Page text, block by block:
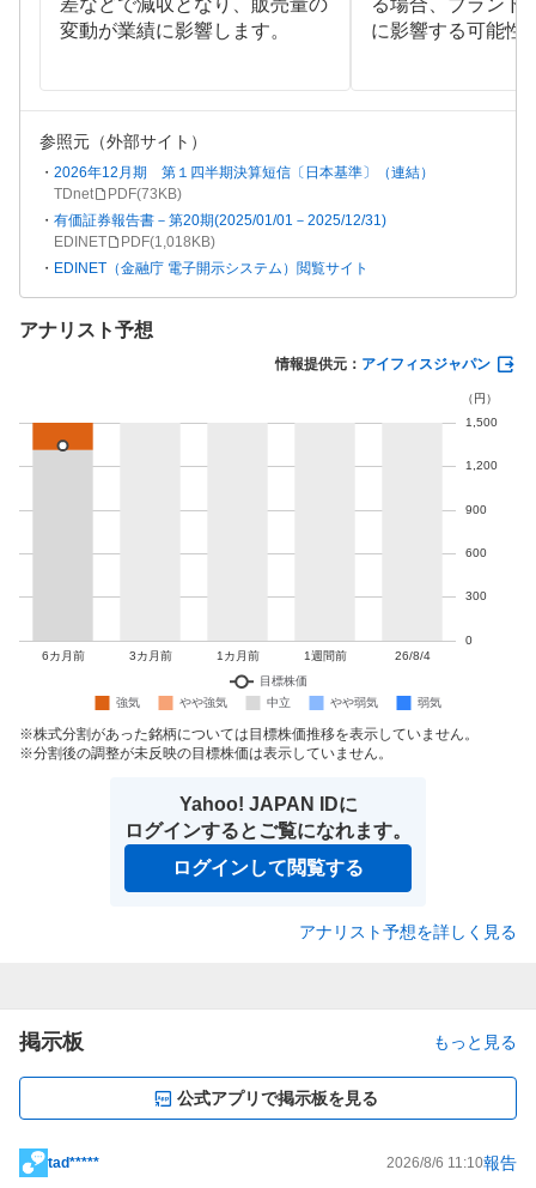
差などで減収となり、販売量の
変動が業績に影響します。
る場合、ブランド
に影響する可能性
参照元（外部サイト）
2026年12月期 第１四半期決算短信〔日本基準〕（連結）
TDnet
PDF(73KB)
有価証券報告書－第20期(2025/01/01－2025/12/31)
EDINET
PDF(1,018KB)
EDINET（金融庁 電子開示システム）閲覧サイト
アナリスト予想
情報提供元： アイフィスジャパン
株式分割があった銘柄については目標株価推移を表示していません。
分割後の調整が未反映の目標株価は表示していません。
Yahoo! JAPAN IDに
ログインするとご覧になれます。
ログインして閲覧する
アナリスト予想を詳しく見る
掲示板 もっと見る
公式アプリで掲示板を見る
掲
tad***** 2026/8/6 11:10報告